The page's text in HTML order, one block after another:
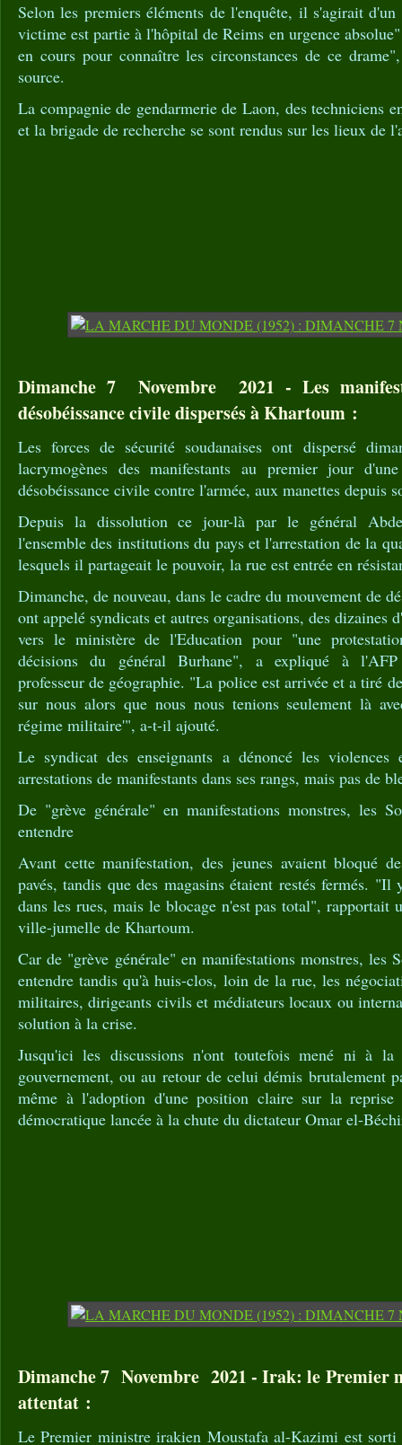
Selon les premiers éléments de l'enquête, il s'agirait
victime est partie à l'hôpital de Reims en urgence
en cours pour connaître les circonstances de ce
source.
La compagnie de gendarmerie de Laon, des techniciens
et la brigade de recherche se sont rendus sur les lieux de
Dimanche 7 Novembre 2021 - Les
désobéissance civile dispersés à Khartoum :
Les forces de sécurité soudanaises ont dispersé
lacrymogènes des manifestants au premier jour
désobéissance civile contre l'armée, aux manettes depuis
Depuis la dissolution ce jour-là par le général
l'ensemble des institutions du pays et l'arrestation de la
lesquels il partageait le pouvoir, la rue est entrée en
Dimanche, de nouveau, dans le cadre du mouvement de
ont appelé syndicats et autres organisations, des dizaines
vers le ministère de l'Education pour "une
décisions du général Burhane", a expliqué à
professeur de géographie. "La police est arrivée et a tiré
sur nous alors que nous nous tenions seulement là
régime militaire'", a-t-il ajouté.
Le syndicat des enseignants a dénoncé les
arrestations de manifestants dans ses rangs, mais pas de
De "grève générale" en manifestations monstres, les
entendre
Avant cette manifestation, des jeunes avaient bloqué
pavés, tandis que des magasins étaient restés fermés.
dans les rues, mais le blocage n'est pas total", rapportait
ville-jumelle de Khartoum.
Car de "grève générale" en manifestations monstres, les
entendre tandis qu'à huis-clos, loin de la rue, les
militaires, dirigeants civils et médiateurs locaux ou
solution à la crise.
Jusqu'ici les discussions n'ont toutefois mené ni à la
gouvernement, ou au retour de celui démis brutalement
même à l'adoption d'une position claire sur la
démocratique lancée à la chute du dictateur Omar el-
Dimanche 7 Novembre 2021 - Irak: le Premier
attentat :
Le Premier ministre irakien Moustafa al-Kazimi est sorti